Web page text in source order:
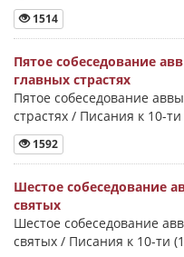
1514
Пятое собеседование
главных страстях
Пятое собеседование
страстях / Писания к 10-ти
1592
Шестое собеседование
святых
Шестое собеседование
святых / Писания к 10-ти